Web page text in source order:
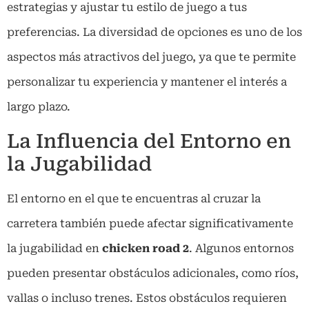
estrategias y ajustar tu estilo de juego a tus
preferencias. La diversidad de opciones es uno de los
aspectos más atractivos del juego, ya que te permite
personalizar tu experiencia y mantener el interés a
largo plazo.
La Influencia del Entorno en
la Jugabilidad
El entorno en el que te encuentras al cruzar la
carretera también puede afectar significativamente
la jugabilidad en chicken road 2. Algunos entornos
pueden presentar obstáculos adicionales, como ríos,
vallas o incluso trenes. Estos obstáculos requieren